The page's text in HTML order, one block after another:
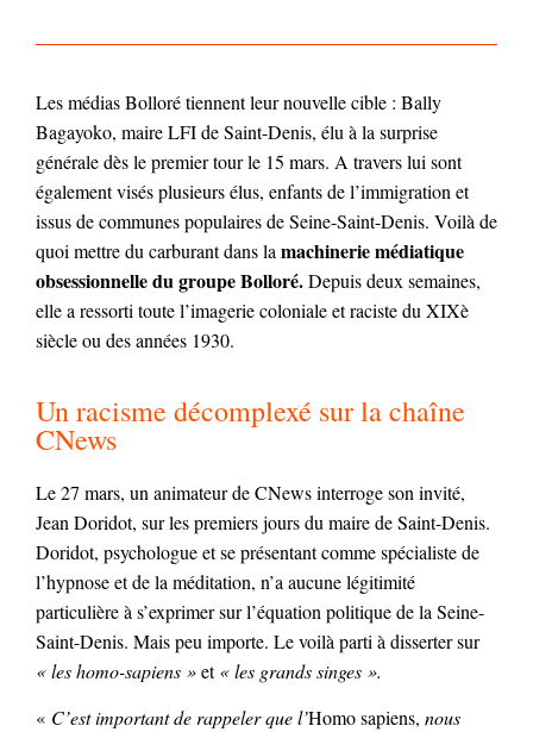
Les médias Bolloré tiennent leur nouvelle cible : Bally
Bagayoko, maire LFI de Saint-Denis, élu à la surprise
générale dès le premier tour le 15 mars. A travers lui sont
également visés plusieurs élus, enfants de l’immigration et
issus de communes populaires de Seine-Saint-Denis. Voilà de
quoi mettre du carburant dans lamachinerie médiatique
obsessionnelle du groupe Bolloré.Depuis deux semaines,
elle a ressorti toute l’imagerie coloniale et raciste du XIXè
siècle ou des années 1930.
Un racisme décomplexé sur la chaîne
CNews
Le 27 mars, un animateur de CNews interroge son invité,
Jean Doridot, sur les premiers jours du maire de Saint-Denis.
Doridot, psychologue et se présentant comme spécialiste de
l’hypnose et de la méditation, n’a aucune légitimité
particulière à s’exprimer sur l’équation politique de la Seine-
Saint-Denis. Mais peu importe. Le voilà parti à disserter sur
« les homo-sapiens »et« les grands singes ».
« C’est important de rappeler que l’Homo sapiens, nous